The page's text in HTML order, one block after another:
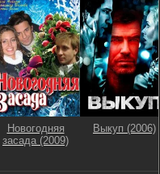
Новогодняя
засада (2009)
Выкуп (2006)